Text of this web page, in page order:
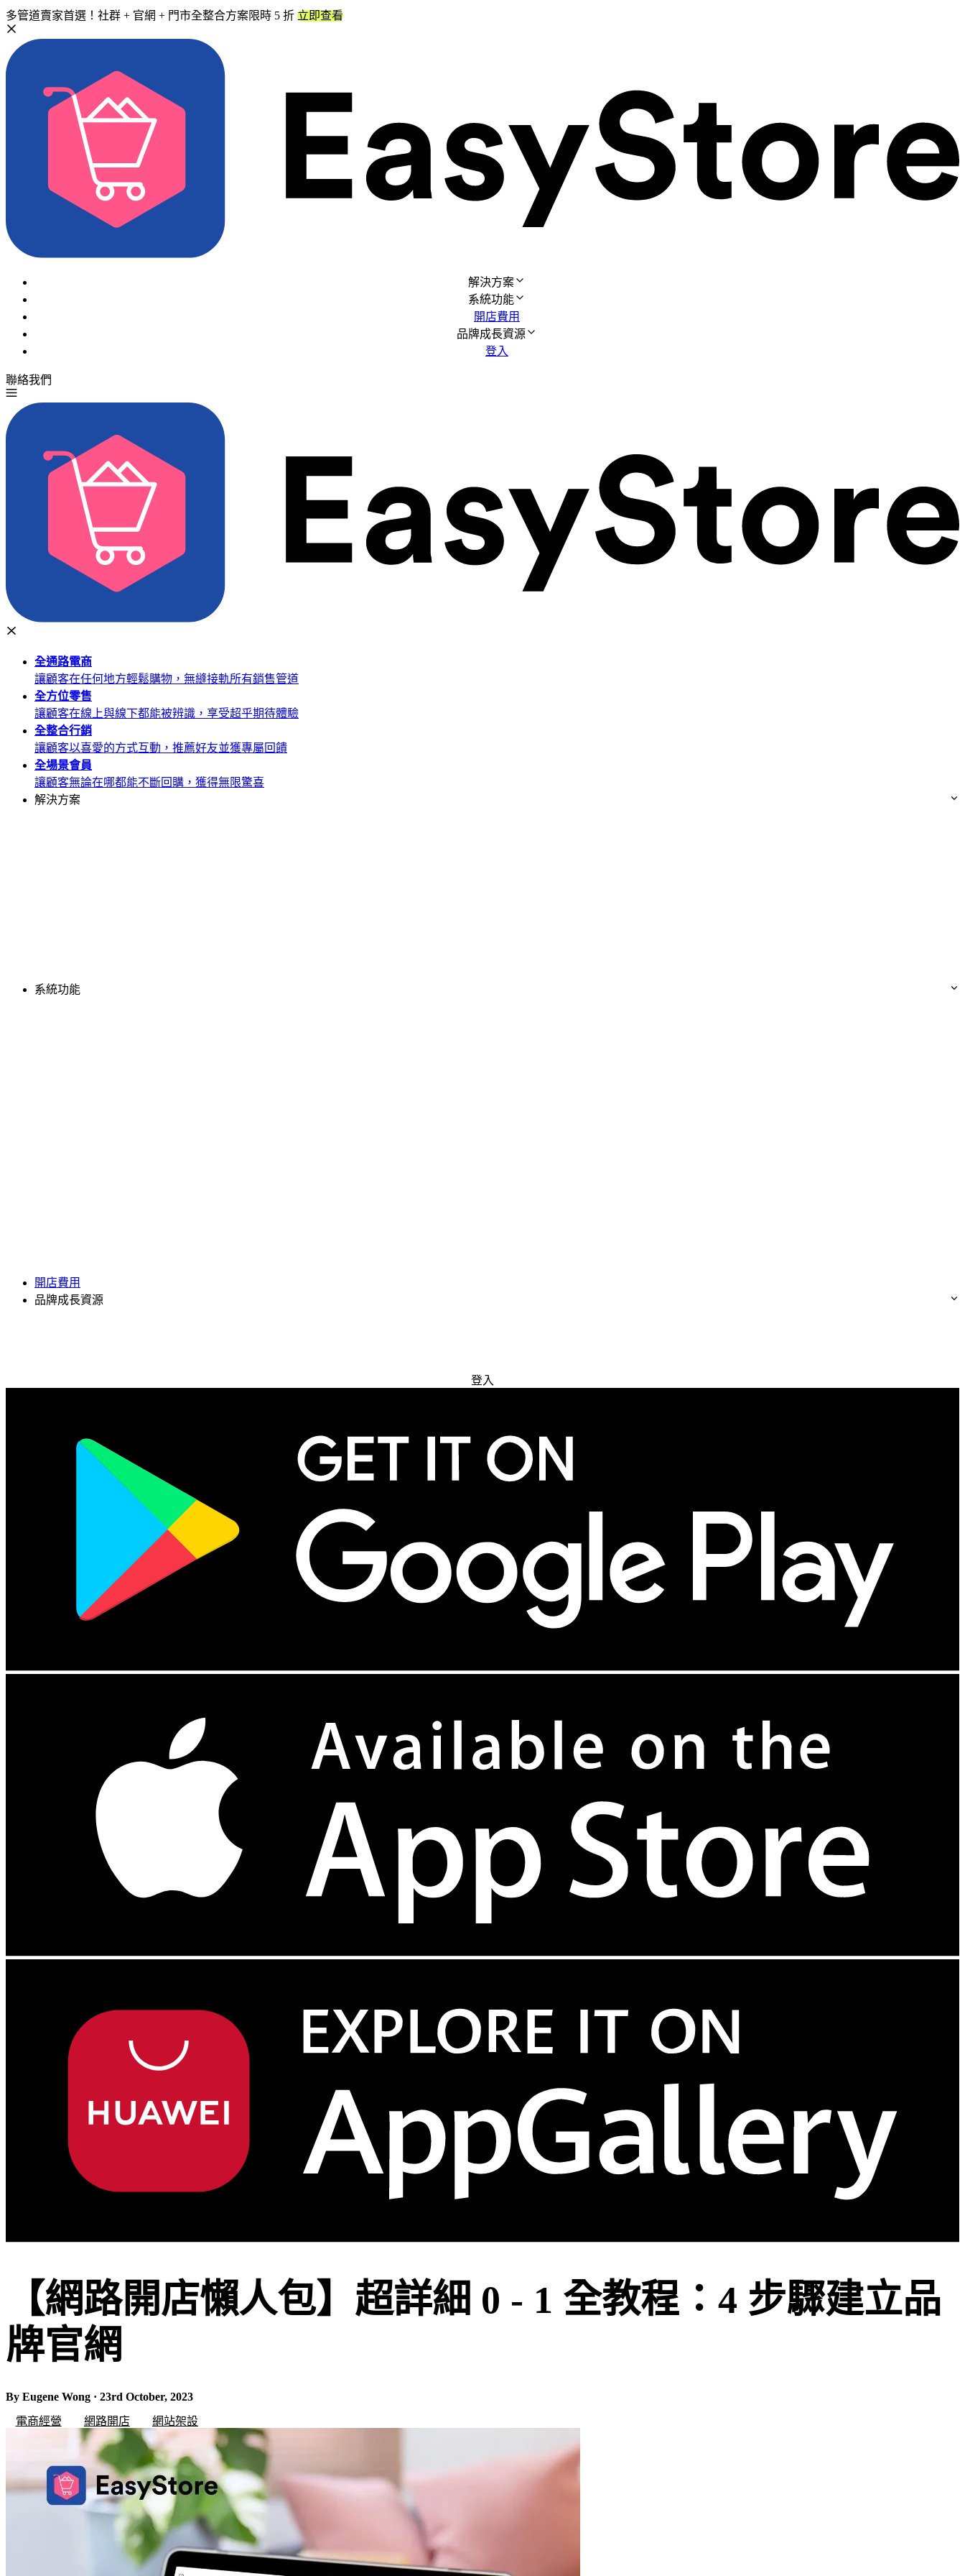
多管道賣家首選！社群 + 官網 + 門市全整合方案限時 5 折 立即查看
解決方案
系統功能
開店費用
品牌成長資源
登入
聯絡我們
全通路電商
讓顧客在任何地方輕鬆購物，無縫接軌所有銷售管道
全方位零售
讓顧客在線上與線下都能被辨識，享受超乎期待體驗
全整合行銷
讓顧客以喜愛的方式互動，推薦好友並獲專屬回饋
全場景會員
讓顧客無論在哪都能不斷回購，獲得無限驚喜
解決方案
系統功能
開店費用
品牌成長資源
登入
【網路開店懶人包】超詳細 0 - 1 全教程：4 步驟建立品
牌官網
By Eugene Wong · 23rd October, 2023
電商經營
網路開店 網站架設